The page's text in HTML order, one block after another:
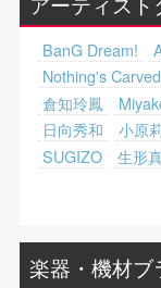
BanG Dream!
Nothing's
倉知玲鳳
日向秀和
小原
SUGIZO
生形
楽器・機材ブ